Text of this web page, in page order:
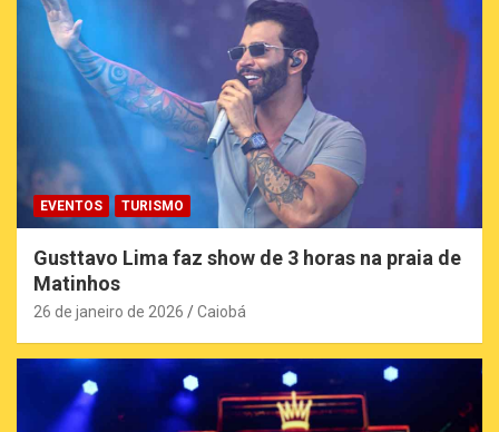
EVENTOS TURISMO
Gusttavo Lima faz show de 3 horas na praia de
Matinhos
26 de janeiro de 2026 Caiobá